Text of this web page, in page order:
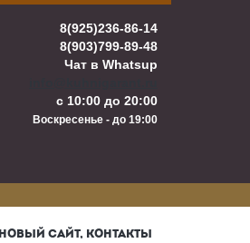
8(925)236-86-14
8(903)799-89-48
Чат в Whatsup
с 10:00 до 20:00
Воскресенье - до 19:00
НОВЫЙ САЙТ, КОНТАКТЫ